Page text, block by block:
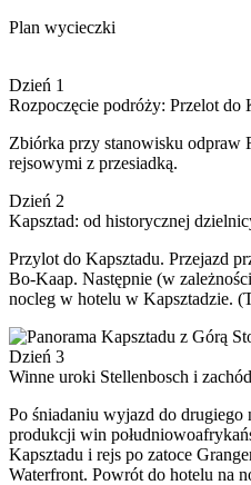
Plan wycieczki
Dzień 1
Rozpoczęcie podróży: Przelot do
Zbiórka przy stanowisku odpraw
rejsowymi z przesiadką.
Dzień 2
Kapsztad: od historycznej
Przylot do Kapsztadu. Przejazd
Bo-Kaap. Następnie (w
nocleg w hotelu w Kapsztadzie.
Dzień 3
Winne uroki Stellenbosch i
Po śniadaniu wyjazd do drugiego
produkcji win
Kapsztadu i rejs po zatoce
Waterfront. Powrót do hotelu na